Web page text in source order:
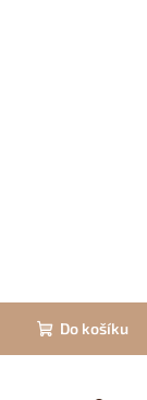
Do košíku